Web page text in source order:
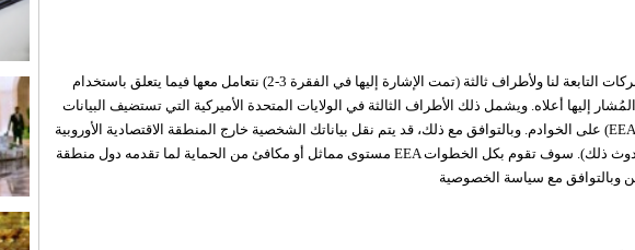
أن توافق على أن نقوم بكشف بياناتك الشخصية للشركات التابعة لنا ولأطراف ثالثة (تمت الإشارة إليها في الفقرة 3-2) نتعامل معها فيما يتعلق باستخدام
بياناتك الشخصية للأغراض الموضحة في الفقرة 2-2 المُشار إليها أعلاه. ويشمل ذلك الأطراف الثالثة في الولايات المتحدة الأميركية التي تستضيف البيانات
على الخوادم. وبالتوافق مع ذلك، قد يتم نقل بياناتك الشخصية خارج المنطقة الاقتصادية الأوروبية (EEA) إلى دول (تشمل الولايات المتحدة الأمريكية) لا توفر
مستوى مماثل أو مكافئ من الحماية لما تقدمه دول منطقة EEA التي قمت بإرسال بياناتك الشخصية منها (في حالة حدوث ذلك). سوف تقوم بكل الخطوات